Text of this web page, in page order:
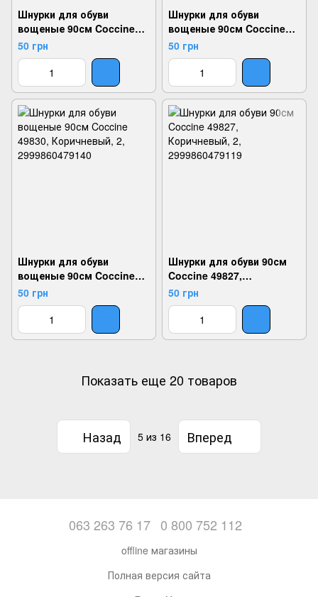
Шнурки для обуви
вощеные 90см Coccine
49829, Коричневый, 7,
2999860479133
50 грн
Шнурки для обуви
вощеные 90см Coccine
49846, Черный, 7,
2999860479324
50 грн
Шнурки для обуви
вощеные 90см Coccine
49830, Коричневый, 2,
2999860479140
50 грн
Шнурки для обуви 90см
Coccine 49827,
Коричневый, 2,
2999860479119
50 грн
Показать еще 20 товаров
Назад 5 из 16 Вперед
063 263 76 17 0 800 752 112
offline магазины
Полная версия сайта